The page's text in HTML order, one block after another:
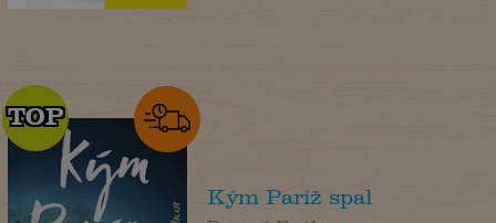
TOP
TOP
Kým Paríž spal